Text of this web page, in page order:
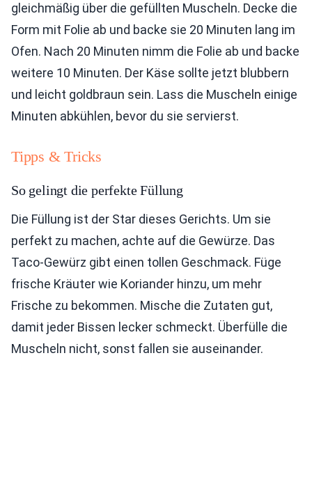
gleichmäßig über die gefüllten Muscheln. Decke die
Form mit Folie ab und backe sie 20 Minuten lang im
Ofen. Nach 20 Minuten nimm die Folie ab und backe
weitere 10 Minuten. Der Käse sollte jetzt blubbern
und leicht goldbraun sein. Lass die Muscheln einige
Minuten abkühlen, bevor du sie servierst.
Tipps & Tricks
So gelingt die perfekte Füllung
Die Füllung ist der Star dieses Gerichts. Um sie
perfekt zu machen, achte auf die Gewürze. Das
Taco-Gewürz gibt einen tollen Geschmack. Füge
frische Kräuter wie Koriander hinzu, um mehr
Frische zu bekommen. Mische die Zutaten gut,
damit jeder Bissen lecker schmeckt. Überfülle die
Muscheln nicht, sonst fallen sie auseinander.